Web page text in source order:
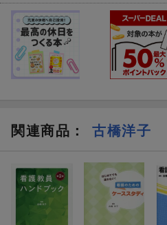
1．発達障害的傾向のある新人看護
2．発達障害的傾向のある人への対
3．発達障害的傾向のある人と働
XII さまざまなクレーム・トラブ
関連商品 ： 古橋洋子